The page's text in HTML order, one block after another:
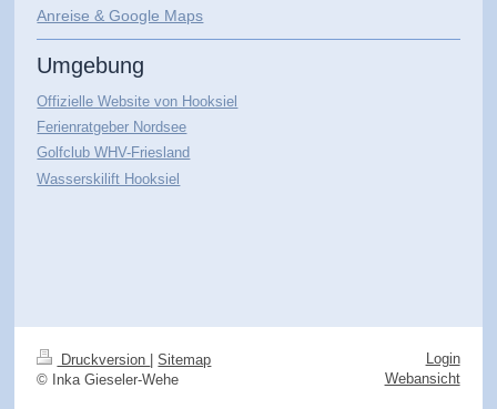
Anreise & Google Maps
Umgebung
Offizielle Website von Hooksiel
Ferienratgeber Nordsee
Golfclub WHV-Friesland
Wasserskilift Hooksiel
Druckversion | Sitemap
© Inka Gieseler-Wehe
Login
Webansicht